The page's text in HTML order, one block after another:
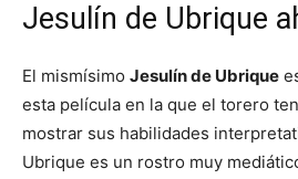
Jesulín de Ubrique
El mismísimo Jesulín de Ubrique
esta película en la que el torero
mostrar sus habilidades
Ubrique es un rostro muy